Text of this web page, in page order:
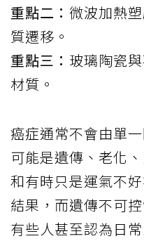
重點二： 微波加熱
質遷移。
重點三： 玻璃陶瓷
材質。
癌症通常不會由單
可能是遺傳、老化
和有時只是運氣不
結果，而遺傳不可
有些人甚至認為日